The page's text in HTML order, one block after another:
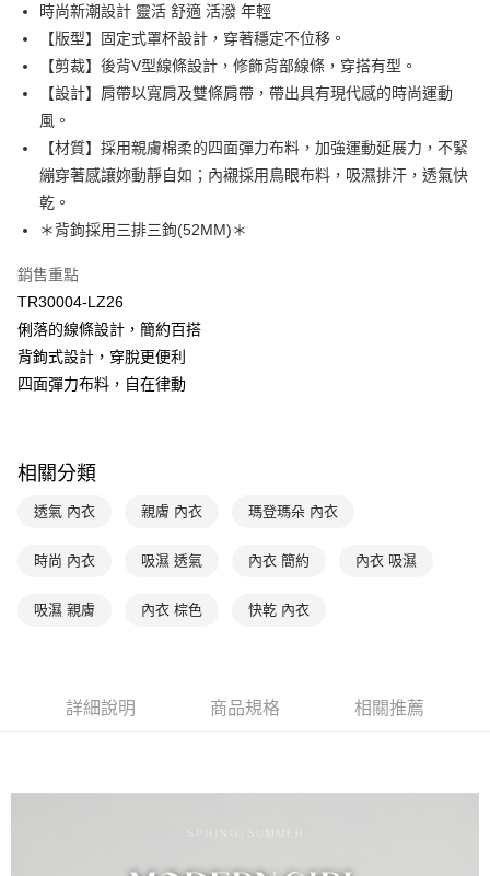
國泰世華商業銀行
兆豐國際商業銀行
臺灣中小企業銀行
台中商業銀行
匯豐（台灣）商業銀行
華泰商業銀行
聯邦商業銀行
遠東國際商業銀行
元大商業銀行
永豐商業銀行
玉山商業銀行
台新國際商業銀行
中國信託商業銀行
台灣樂天信用卡公司
Apple Pay
悠遊付
AFTEE先享後付
相關說明
【關於「AFTEE先享後付」】
AFTEE先享後付是「在收到商品之後才付款」的支付方式。 讓您購物簡單
便利好安心！
２．便利：只要手機號碼，簡訊認證，即可結帳。
３．安心：先確認商品／服務後，再付款。
【「AFTEE先享後付」結帳流程】
１．於結帳方式選擇「AFTEE先享後付」後，將跳轉至「AFTEE先享後付」
結帳頁面，進行簡訊認證並確認金額後，即可完成結帳。
購買商品的店家。未經商家同意取消之訂單仍視為有效，需透過AFTEE先享
※ 交易是否成功請以「AFTEE先享後付 」之結帳頁面顯示為準，若有關於
客戶支援中心」
https://netprotections.freshdesk.com/support/home
１．透過由恩沛科技股份有限公司提供之「AFTEE先享後付」服務完成之交
３．未成年的使用者請事先徵得法定代理人或監護人之同意方可使用
時審查核予不同之上限額度；若仍有額度不足之情形，本公司將視審查結果
５．嚴禁一人註冊多個帳號或使用他人資訊註冊。若發現惡意使用之情形，
運送方式
全家取貨付款$888免運-以PackAge+配客嘉循環箱包裝寄出
每筆NT$90，滿NT$888(含以上)免運費
付款後全家取貨$888免運-以PackAge+配客嘉循環箱包裝寄出
每筆NT$90，滿NT$1,000(含以上)免運費
付款後萊爾富取貨
每筆NT$90，滿NT$1,000(含以上)免運費
離島宅配
海外宅配 (訂單成立後，請主動於2天內與線上客服核對收
時尚新潮設計 靈活 舒適 活潑 年輕
【版型】固定式罩杯設計，穿著穩定不位移。
【剪裁】後背V型線條設計，修飾背部線條，穿搭有型。
【設計】肩帶以寬肩及雙條肩帶，帶出具有現代感的時尚運動
風。
【材質】採用親膚棉柔的四面彈力布料，加強運動延展力，不緊
繃穿著感讓妳動靜自如；內襯採用鳥眼布料，吸濕排汗，透氣快
乾。
＊背鉤採用三排三鉤(52MM)＊
銷售重點
TR30004-LZ26
俐落的線條設計，簡約百搭
背鉤式設計，穿脫更便利
四面彈力布料，自在律動
相關分類
透氣 內衣 親膚 內衣 瑪登瑪朵 內衣
時尚 內衣 吸濕 透氣 內衣 簡約 內衣 吸濕
吸濕 親膚 內衣 棕色 快乾 內衣
詳細說明 商品規格 相關推薦